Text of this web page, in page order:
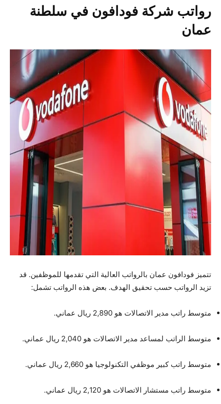
رواتب شركة فودافون في سلطنة
عمان
تتميز فودافون عمان بالرواتب العالية التي تقدمها للموظفين. قد
تزيد الرواتب حسب تحقيق الهدف. بعض هذه الرواتب تشمل:
متوسط ​​راتب مدير الاتصالات هو 2,890 ريال عماني.
متوسط ​​الراتب لمساعد مدير الاتصالات هو 2,040 ريال عماني.
متوسط ​​راتب كبير موظفي التكنولوجيا هو 2,660 ريال عماني.
متوسط ​​راتب مستشار الاتصالات هو 2,120 ريال عماني.